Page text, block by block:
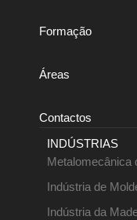
Formação
Áreas
Contactos
INDÚSTRIAS
Metalomecânica
Indústria de
Indústria da